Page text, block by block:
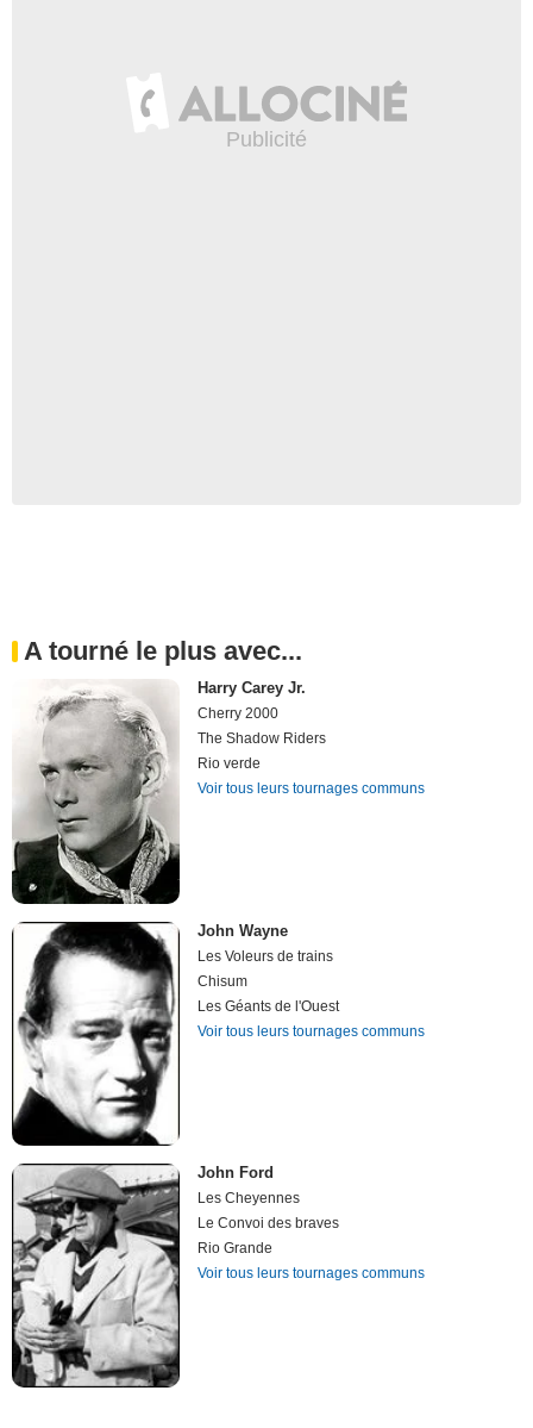
A tourné le plus avec...
Harry Carey Jr.
Cherry 2000
The Shadow Riders
Rio verde
Voir tous leurs tournages communs
John Wayne
Les Voleurs de trains
Chisum
Les Géants de l'Ouest
Voir tous leurs tournages communs
John Ford
Les Cheyennes
Le Convoi des braves
Rio Grande
Voir tous leurs tournages communs